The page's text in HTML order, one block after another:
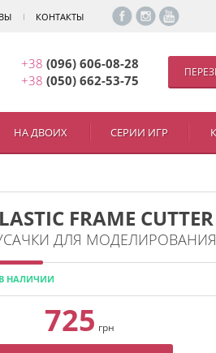
КОНТАКТЫ
+38 (096) 606-08-28
+38 (050) 662-53-75
НА ДВОИХ СЕРИИ ИГР
FRAME CUTTER
ДЛЯ МОДЕЛИРОВАНИЯ
В НАЛИЧИИ
725 грн